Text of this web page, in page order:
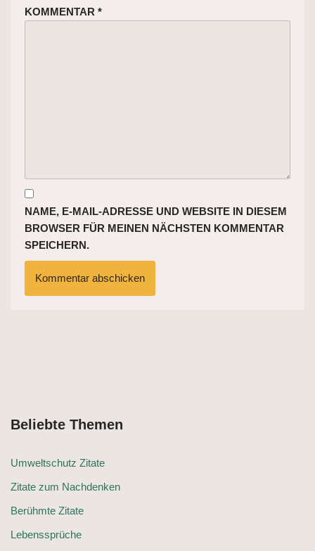
KOMMENTAR *
NAME, E-MAIL-ADRESSE UND WEBSITE IN DIESEM
BROWSER FÜR MEINEN NÄCHSTEN KOMMENTAR
SPEICHERN.
Beliebte Themen
Umweltschutz Zitate
Zitate zum Nachdenken
Berühmte Zitate
Lebenssprüche